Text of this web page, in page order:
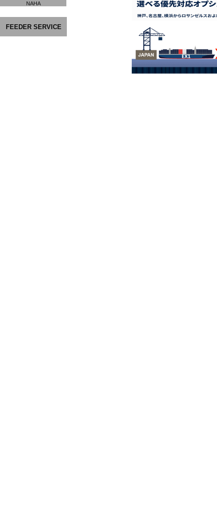
NAHA
FEEDER SERVICE